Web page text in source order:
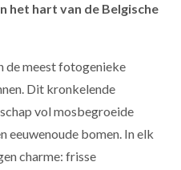
het hart van de Belgische
de meest fotogenieke
Dit kronkelende
vol mosbegroeide
eeuwenoude bomen. In elk
charme: frisse